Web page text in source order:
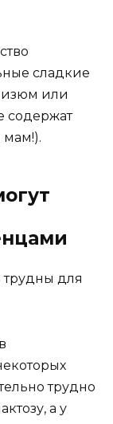
сладкие
изюм или
содержат
мам!).
трудно
а у